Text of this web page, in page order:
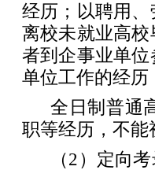
经历；以聘用
离校未就业高
者到企事业单
单位工作的经
全日制普通
职等经历，不能
（2）定向